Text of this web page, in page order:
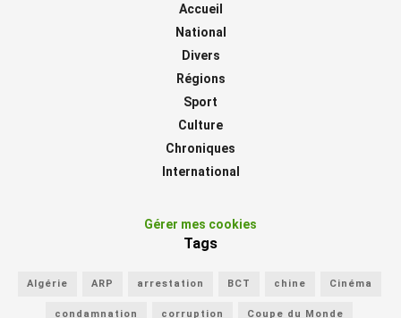
Accueil
National
Divers
Régions
Sport
Culture
Chroniques
International
Gérer mes cookies
Tags
Algérie ARP arrestation BCT chine Cinéma
condamnation corruption Coupe du Monde